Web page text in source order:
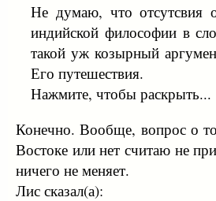
Не думаю, что отсутсвия
индийской философии в
такой уж козырный
Его путешествия.
Нажмите, чтобы раскрыть...
Конечно. Вообще, вопрос о
Востоке или нет считаю не
ничего не меняет.
Лис сказал(а):